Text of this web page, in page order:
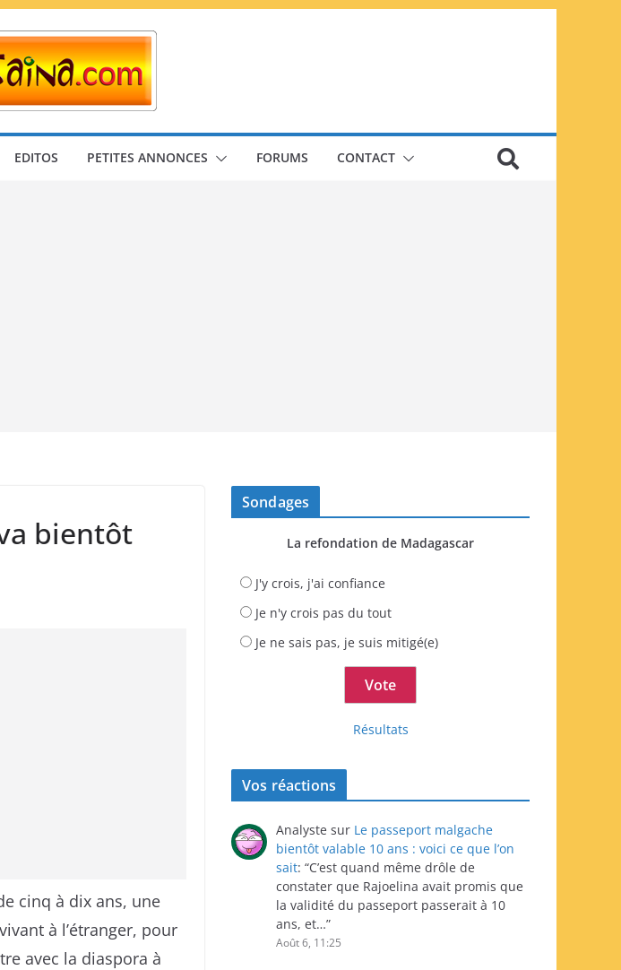
EDITOS PETITES ANNONCES FORUMS CONTACT
bientôt
cinq à dix ans, une
à l’étranger, pour
avec la diaspora à
Sondages
La refondation de Madagascar
J'y crois, j'ai confiance
Je n'y crois pas du tout
Je ne sais pas, je suis mitigé(e)
Résultats
Vos réactions
Analyste sur Le passeport malgache
bientôt valable 10 ans : voici ce que l’on
sait: “C’est quand même drôle de
constater que Rajoelina avait promis que
la validité du passeport passerait à 10
ans, et…”
Août 6, 11:25